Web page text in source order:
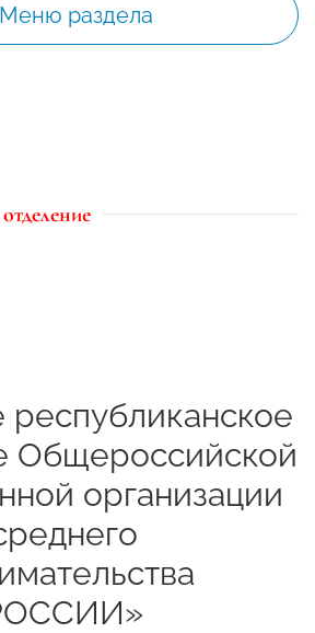
Меню раздела
республиканское
Общероссийской
организации